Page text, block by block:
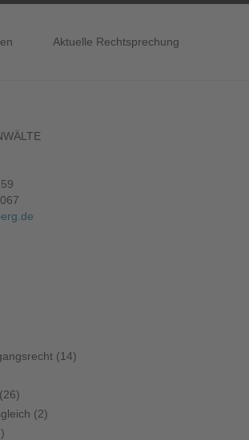
Aktuelle Rechtsprechung
(14)
(2)